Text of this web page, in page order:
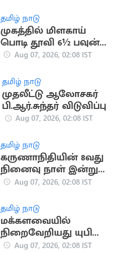
தமிழ் நாடு
முகத்தில் மிளகாய்
பொடி தூவி 6½ பவுன்
நகை பறிப்பு
Aug 07, 2026, 02:08 IST
தமிழ் நாடு
முதலீட்டு ஆலோசகர்
பி.ஆர்.சுந்தர் விடுவிப்பு
Aug 07, 2026, 02:08 IST
தமிழ் நாடு
கருணாநிதியின் 8வது
நினைவு நாள் இன்று
அனுசரிப்பு
Aug 07, 2026, 02:08 IST
தமிழ் நாடு
மக்களவையில்
நிறைவேறியது யுபிஐ
மசோதா:
Aug 07, 2026, 02:08 IST